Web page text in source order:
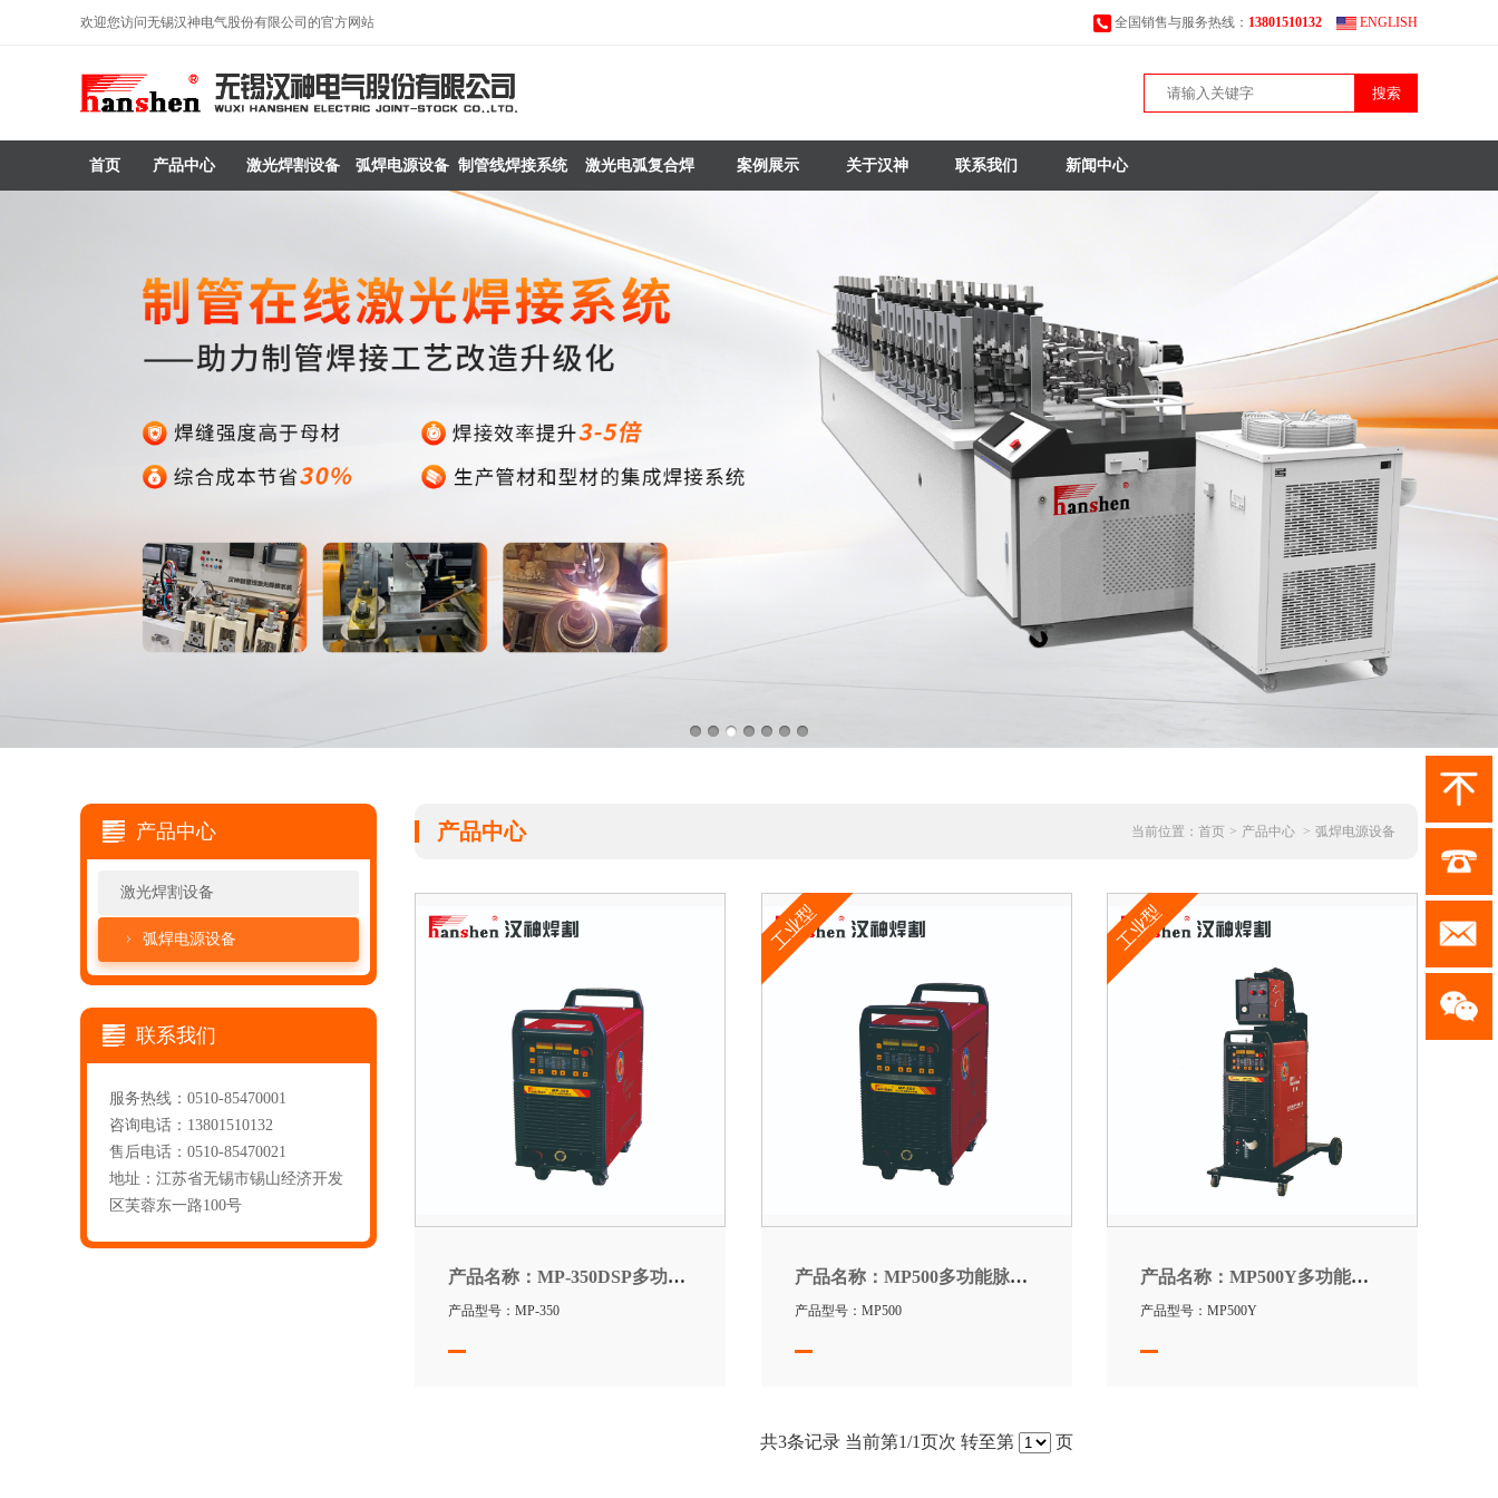
欢迎您访问无锡汉神电气股份有限公司的官方网站 全国销售与服务热线： 13801510132 ENGLISH
搜索
首页 产品中心 激光焊割设备 弧焊电源设备 制管线焊接系统 激光电弧复合焊 案例展示 关于汉神 联系我们 新闻中心
产品中心
激光焊割设备
弧焊电源设备
联系我们
服务热线：0510-85470001
咨询电话：13801510132
售后电话：0510-85470021
地址：江苏省无锡市锡山经济开发
区芙蓉东一路100号
产品中心 当前位置： 首页 > 产品中心 > 弧焊电源设备
产品名称： MP-350DSP多功能脉冲气体保护焊机
产品型号：MP-350
产品名称： MP500多功能脉冲气保焊
产品型号：MP500
工业型
产品名称： MP500Y多功能脉冲焊机（一体机）
产品型号：MP500Y
工业型
共3条记录 当前第1/1页次 转至第 页